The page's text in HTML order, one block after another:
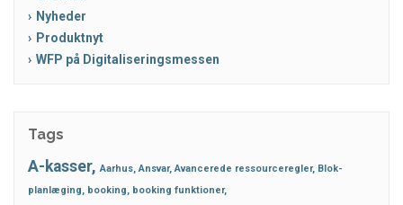
Nyheder
Produktnyt
WFP på Digitaliseringsmessen
Tags
A-kasser Aarhus Ansvar Avancerede ressourceregler
Blok-
planlæging
booking booking funktioner